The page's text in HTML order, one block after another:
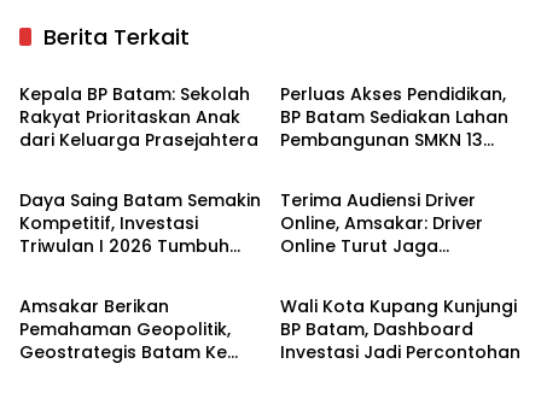
Berita Terkait
Batam
Kepala BP Batam: Sekolah
Rakyat Prioritaskan Anak
dari Keluarga Prasejahtera
Perluas Akses Pendidikan,
BP Batam Sediakan Lahan
Pembangunan SMKN 13
Batam
Daya Saing Batam Semakin
Kompetitif, Investasi
Triwulan I 2026 Tumbuh
Batam
Terima Audiensi Driver
Online, Amsakar: Driver
Online Turut Jaga
Batam
Amsakar Berikan
Pemahaman Geopolitik,
Geostrategis Batam Ke
Batam
Wali Kota Kupang Kunjungi
BP Batam, Dashboard
Investasi Jadi Percontohan